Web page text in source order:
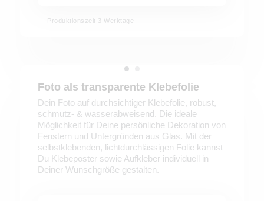
Produktionszeit 3 Werktage
Foto als transparente Klebefolie
Dein Foto auf durchsichtiger Klebefolie, robust,
schmutz- & wasserabweisend. Die ideale
Möglichkeit für Deine persönliche Dekoration von
Fenstern und Untergründen aus Glas. Mit der
selbstklebenden, lichtdurchlässigen Folie kannst
Du Klebeposter sowie Aufkleber individuell in
Deiner Wunschgröße gestalten.